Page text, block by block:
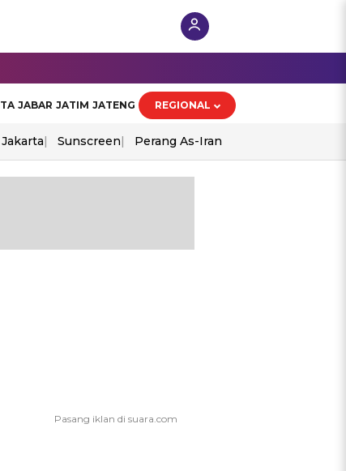
JABAR JATIM JATENG REGIONAL
Jakarta Sunscreen Perang As-Iran